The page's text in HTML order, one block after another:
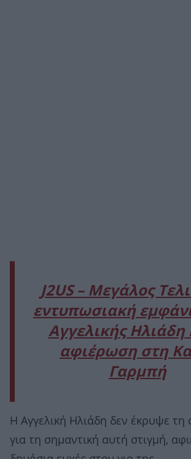
J2US – Μεγάλος
εντυπωσιακή
Αγγελικής Ηλιάδη
αφιέρωση στη
Γαρμπή
Η Αγγελική Ηλιάδη δεν έκρυψε τη
για τη σημαντική αυτή στιγμή,